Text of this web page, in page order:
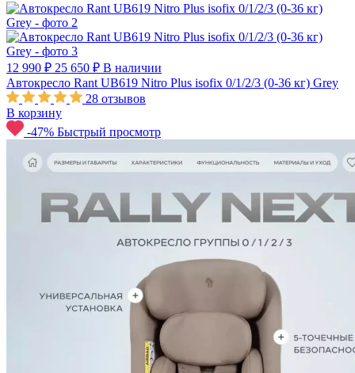
12 990 ₽ 25 650 ₽ В наличии
Автокресло Rant UB619 Nitro Plus isofix 0/1/2/3 (0-36 кг) Grey
28 отзывов
В корзину
-47% Быстрый просмотр